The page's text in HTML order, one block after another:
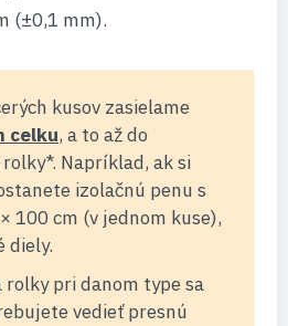
(±0,1 mm).
kusov zasielame
celku, a to až do
Napríklad, ak si
izolačnú penu s
100 cm (v jednom kuse),
diely.
pri danom type sa
vedieť presnú